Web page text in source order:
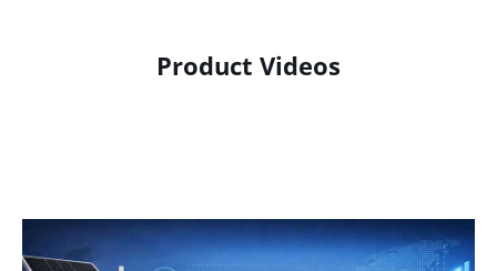
Product Videos